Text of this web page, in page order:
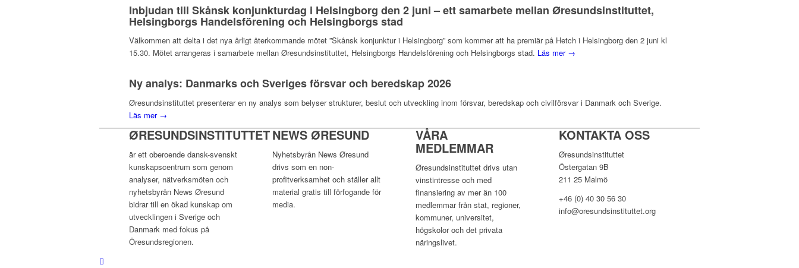
Inbjudan till Skånsk konjunkturdag i Helsingborg den 2 juni – ett samarbete mellan Øresundsinstituttet,
Helsingborgs Handelsförening och Helsingborgs stad
Välkommen att delta i det nya årligt återkommande mötet ”Skånsk konjunktur i Helsingborg” som kommer att ha premiär på Hetch i Helsingborg den 2 juni kl
15.30. Mötet arrangeras i samarbete mellan Øresundsinstituttet, Helsingborgs Handelsförening och Helsingborgs stad. Läs mer →
Ny analys: Danmarks och Sveriges försvar och beredskap 2026
Øresundsinstituttet presenterar en ny analys som belyser strukturer, beslut och utveckling inom försvar, beredskap och civilförsvar i Danmark och Sverige.
Läs mer →
ØRESUNDSINSTITUTTET
är ett oberoende dansk-svenskt
kunskapscentrum som genom
analyser, nätverksmöten och
nyhetsbyrån News Øresund
bidrar till en ökad kunskap om
utvecklingen i Sverige och
Danmark med fokus på
Öresundsregionen.
NEWS ØRESUND
Nyhetsbyrån News Øresund
drivs som en non-
profitverksamhet och ställer allt
material gratis till förfogande för
media.
VÅRA
MEDLEMMAR
Øresundsinstituttet drivs utan
vinst­intresse och med
finansiering av mer än 100
medlemmar från stat, regioner,
kommuner, universitet,
högskolor och det privata
näringslivet.
KONTAKTA OSS
Øresundsinstituttet
Östergatan 9B
211 25 Malmö
+46 (0) 40 30 56 30
info@oresundsinstituttet.org